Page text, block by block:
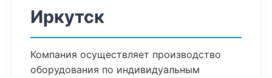
Иркутск
Компания осуществляет производство
оборудования по индивидуальным